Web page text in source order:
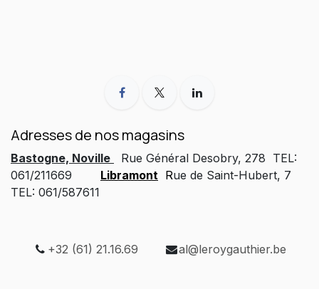
Adresses de nos magasins
Bastogne, Noville
Rue Général Desobry, 278 TEL:
061/211669
Libramont Rue de Saint-Hubert, 7
TEL: 061/587611
+32 (61) 21.16.69 al@leroygauthier.be